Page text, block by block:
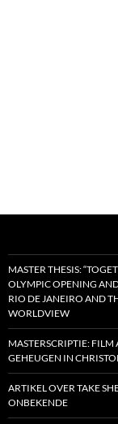
MASTER THESIS:
OLYMPIC OPENING
RIO DE JANEIRO AND
WORLDVIEW
MASTERSCRIPTIE: FILM
GEHEUGEN IN
ARTIKEL OVER TAKE
ONBEKENDE